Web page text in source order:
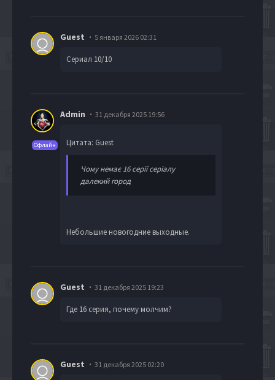
Guest 5 января 2026 02:31
Сериал 10/10
Офлайн
Admin 31 декабря 2025 19:56
Цитата: Guest
Чому немає 16 серії серіалу
далекий город
Небольшие новогодние выходные.
Guest 31 декабря 2025 19:23
Где 16 серия, почему молчим?
Guest 31 декабря 2025 02:20